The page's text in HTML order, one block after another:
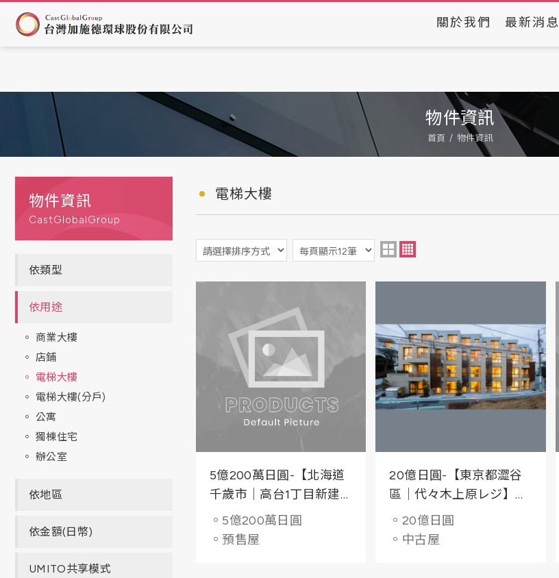
關於我們 最新消息
物件資訊
首頁 物件資訊
CastGlobalGroup
物件資訊
依類型
依用途
商業大樓
店鋪
電梯大樓
電梯大樓(分戶)
公寓
獨棟住宅
辦公室
依地區
依金額(日幣)
UMITO共享模式
電梯大樓
5億200萬日圓-【北海道
千歲市｜高台1丁目新建
計畫】RC造4層 預估投報
率6.26%
。5億200萬日圓
。預售屋
20億日圓-【東京都澀谷
區｜代々木上原レジ】輕
屋齡 24戶收益型大樓
。20億日圓
。中古屋